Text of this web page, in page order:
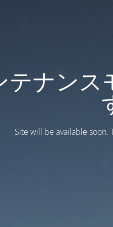
テナンス
Site will be available soon.